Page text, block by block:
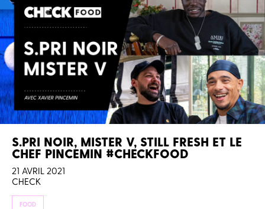
S.PRI NOIR, MISTER V, STILL FRESH ET LE
CHEF PINCEMIN #CHECKFOOD
21 AVRIL 2021
CHECK
FOOD